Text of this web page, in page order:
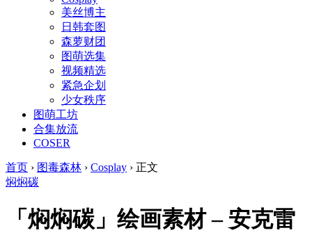
美丝博主
日韩套图
森萝财团
图萌选集
视频精选
紧急企划
少女秩序
图萌工坊
合集放流
COSER
首页 › 图毒森林 › Cosplay › 正文
焖焖碳
「焖焖碳」绘画素材 – 安克雷